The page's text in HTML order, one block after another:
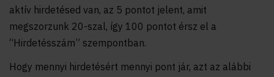
aktív hirdetésed van, az 5 pontot jelent, amit
megszorzunk 20-szal, így 100 pontot érsz el a
“Hirdetésszám” szempontban.
Hogy mennyi hirdetésért mennyi pont jár, azt az alábbi